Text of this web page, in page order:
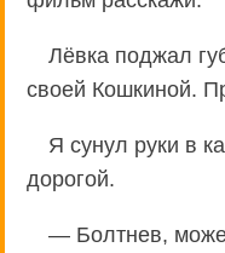
Лёвка поджал
своей Кошкиной.
Я сунул руки в
дорогой.
— Болтнев,